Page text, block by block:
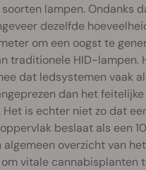
lampen. Ondanks
dezelfde
om een oogst te
traditionele HID-lampen.
dat ledsystemen vaak
dan het
Het is echter niet zo dat
beslaat als een
algemeen overzicht van
vitale cannabisplanten